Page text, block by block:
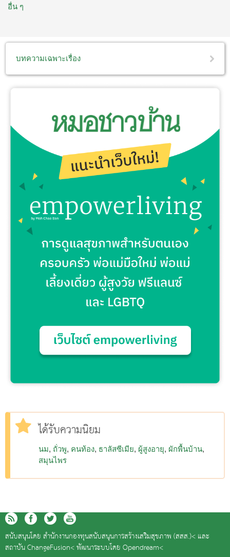
อื่น ๆ
บทความเฉพาะเรื่อง
ได้รับความนิยม
นม ถั่วพู คนท้อง ธาลัสซีเมีย ผู้สูงอายุ ผักพื้นบ้าน
สมุนไพร
สนับสนุนโดย สำนักงานกองทุนสนับสนุนการสร้างเสริมสุขภาพ (สสส.)< และ
สถาบัน ChangeFusion<พัฒนาระบบโดย Opendream<